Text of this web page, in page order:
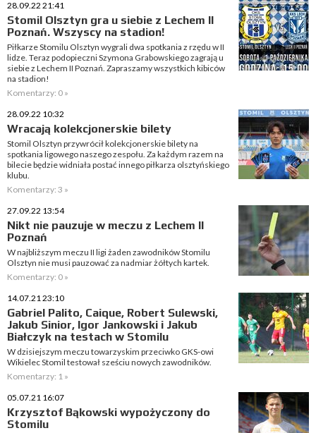
28.09.22 21:41
Stomil Olsztyn gra u siebie z Lechem II
Poznań. Wszyscy na stadion!
Piłkarze Stomilu Olsztyn wygrali dwa spotkania z rzędu w II
lidze. Teraz podopieczni Szymona Grabowskiego zagrają u
siebie z Lechem II Poznań. Zapraszamy wszystkich kibiców
na stadion!
Komentarzy: 0 »
28.09.22 10:32
Wracają kolekcjonerskie bilety
Stomil Olsztyn przywrócił kolekcjonerskie bilety na
spotkania ligowego naszego zespołu. Za każdym razem na
bilecie będzie widniała postać innego piłkarza olsztyńskiego
klubu.
Komentarzy: 3 »
27.09.22 13:54
Nikt nie pauzuje w meczu z Lechem II
Poznań
W najbliższym meczu II ligi żaden zawodników Stomilu
Olsztyn nie musi pauzować za nadmiar żółtych kartek.
Komentarzy: 0 »
14.07.21 23:10
Gabriel Palito, Caique, Robert Sulewski,
Jakub Sinior, Igor Jankowski i Jakub
Białczyk na testach w Stomilu
W dzisiejszym meczu towarzyskim przeciwko GKS-owi
Wikielec Stomil testował sześciu nowych zawodników.
Komentarzy: 1 »
05.07.21 16:07
Krzysztof Bąkowski wypożyczony do
Stomilu